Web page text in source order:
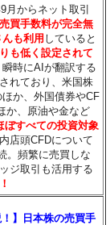
からネット取引
買手数料が完全無
も利用 していると
も低く設定されて
瞬時にAIが翻訳する
れており、米国株
か、外国債券やCF
か、原油や金など
ぼすべての投資対象
店頭CFDについて
。頻繁に売買しな
ジ取引も活用する
】日本株の売買手